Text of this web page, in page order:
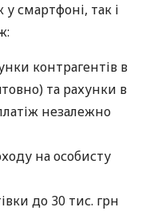
смартфоні, так і
контрагентів в
та рахунки в
незалежно
на особисту
до 30 тис. грн